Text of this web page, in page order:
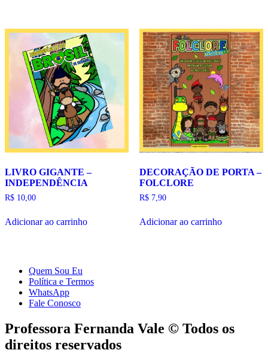
LIVRO GIGANTE –
INDEPENDÊNCIA
R$ 10,00
Adicionar ao carrinho
DECORAÇÃO DE PORTA –
FOLCLORE
R$7,90
Adicionar ao carrinho
Quem Sou Eu
Política e Termos
WhatsApp
Fale Conosco
Professora Fernanda Vale © Todos os
direitos reservados